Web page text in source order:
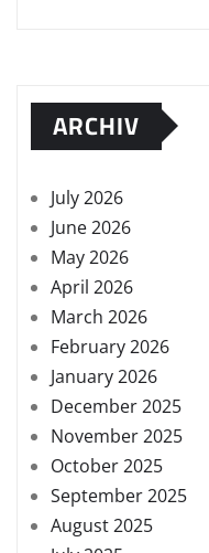
ARCHIV
July 2026
June 2026
May 2026
April 2026
March 2026
February 2026
January 2026
December 2025
November 2025
October 2025
September 2025
August 2025